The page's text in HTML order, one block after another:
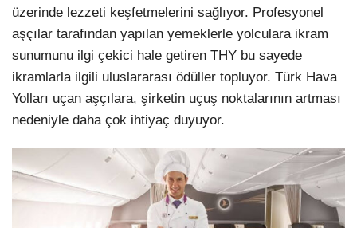
üzerinde lezzeti keşfetmelerini sağlıyor. Profesyonel
aşçılar tarafından yapılan yemeklerle yolculara ikram
sunumunu ilgi çekici hale getiren THY bu sayede
ikramlarla ilgili uluslararası ödüller topluyor. Türk Hava
Yolları uçan aşçılara, şirketin uçuş noktalarının artması
nedeniyle daha çok ihtiyaç duyuyor.